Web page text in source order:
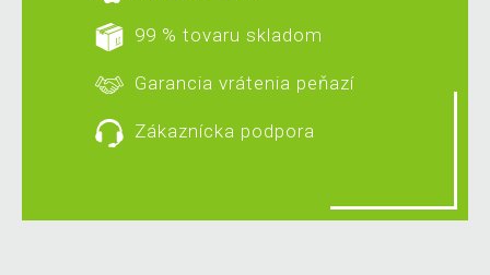
99 % tovaru skladom
Garancia vrátenia peňazí
Zákaznícka podpora